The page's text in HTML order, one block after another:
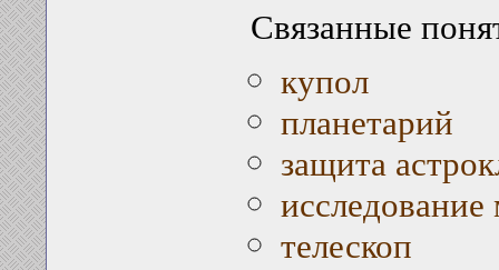
Связанные
купол
планетарий
защита
исследование
телескоп